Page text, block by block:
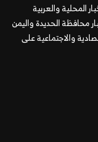
المحلية والعربية
محافظة الحديدة واليمن
والاجتماعية على